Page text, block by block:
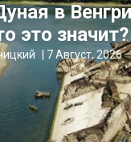
в
это значит?
7 Август, 2026